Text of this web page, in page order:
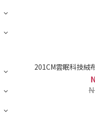
201CM雲眠科技絨